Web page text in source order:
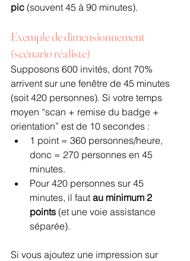
pic (souvent 45 à 90 minutes).
Exemple de dimensionnement
(scénario réaliste)
Supposons 600 invités, dont 70%
arrivent sur une fenêtre de 45 minutes
(soit 420 personnes). Si votre temps
moyen “scan + remise du badge +
orientation” est de 10 secondes :
1 point ≈ 360 personnes/heure,
donc ≈ 270 personnes en 45
minutes.
Pour 420 personnes sur 45
minutes, il faut au minimum 2
points (et une voie assistance
séparée).
Si vous ajoutez une impression sur